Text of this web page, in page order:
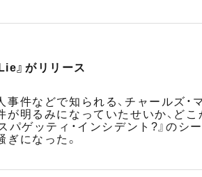
』がリリース
事件などで知られる、チャールズ
が明るみになっていたせいか、ど
スパゲッティ・インシデント?』のシ
ぎになった。